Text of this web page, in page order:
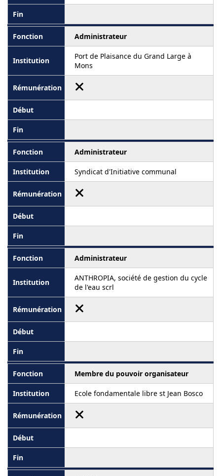
Administrateur
Port de Plaisance du Grand Large à
Mons
Administrateur
Syndicat d'Initiative communal
Administrateur
ANTHROPIA, société de gestion du cycle
de l'eau scrl
Membre du pouvoir organisateur
Ecole fondamentale libre st Jean Bosco